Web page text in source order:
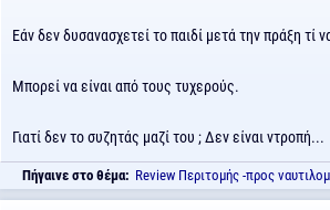
Εάν δεν δυσανασχετεί το παιδί μετά την πράξη τί
Μπορεί να είναι από τους τυχερούς.
Γιατί δεν το συζητάς μαζί του ; Δεν είναι ντροπή...
Πήγαινε στο θέμα: Review Περιτομής -προς